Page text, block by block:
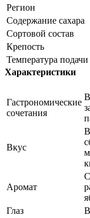
Регион
Содержание сахара
Сортовой состав
Крепость
Температура подачи
Характеристики
Гастрономические
сочетания
Вкус
Аромат
Глаз